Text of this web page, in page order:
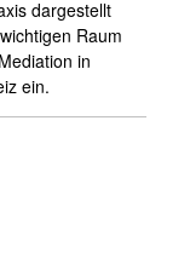
dargestellt
Raum
in
ein.